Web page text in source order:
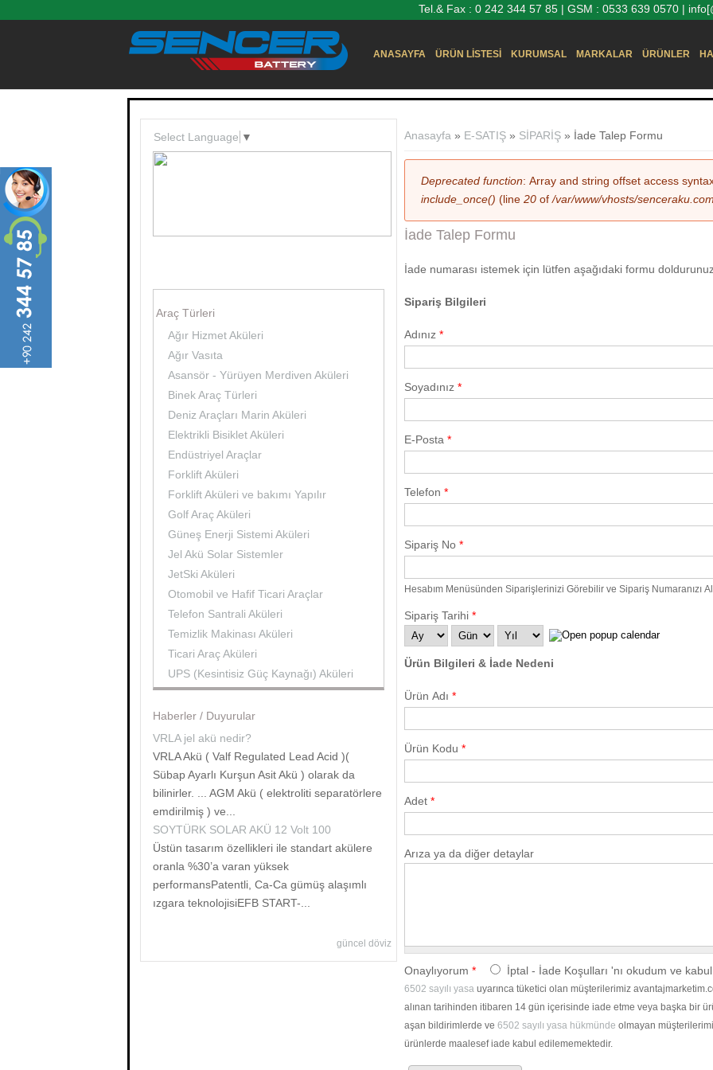
Tel.& Fax : 0 242 344 57 85 | GSM : 0533 639 0570 |
ANASAYFA ÜRÜN LISTESI KURUMSAL MARKALAR ÜRÜNLER
Buradasınız
Anasayfa » E-SATIŞ » SİPARİŞ » İade Talep Formu
Hata mesajı
Deprecated function: Array and string offset access
include_once() (line20 of/var/www/vhosts/
İade Talep Formu
İade numarası istemek için lütfen aşağıdaki formu
Sipariş Bilgileri
Adınız*
Soyadınız*
E-Posta*
Telefon*
Sipariş No*
Hesabım Menüsünden Siparişlerinizi Görebilir ve Sipariş Numaranızı
Sipariş Tarihi*
Ay
Gün Yıl
Ürün Bilgileri & İade Nedeni
Ürün Adı*
Ürün Kodu*
Adet*
Arıza ya da diğer detaylar
Onaylıyorum* İptal - İade Koşulları 'nı okudum ve
6502 sayılı yasa uyarınca tüketici olan müşterilerimiz
alınan tarihinden itibaren 14 gün içerisinde iade etme veya başka bir
aşan bildirimlerde ve6502 sayılı yasa hükmündeolmayan
ürünlerde maalesef iade kabul edilememektedir.
Select Language ▼
Araç Türleri
Ağır Hizmet Aküleri
Ağır Vasıta
Asansör - Yürüyen Merdiven Aküleri
Binek Araç Türleri
Deniz Araçları Marin Aküleri
Elektrikli Bisiklet Aküleri
Endüstriyel Araçlar
Forklift Aküleri
Forklift Aküleri ve bakımı Yapılır
Golf Araç Aküleri
Güneş Enerji Sistemi Aküleri
Jel Akü Solar Sistemler
JetSki Aküleri
Otomobil ve Hafif Ticari Araçlar
Telefon Santrali Aküleri
Temizlik Makinası Aküleri
Ticari Araç Aküleri
UPS (Kesintisiz Güç Kaynağı) Aküleri
Haberler / Duyurular
VRLA jel akü nedir?
VRLA Akü ( Valf Regulated Lead Acid )(
Sübap Ayarlı Kurşun Asit Akü ) olarak da
bilinirler. ... AGM Akü ( elektroliti separatörlere
emdirilmiş ) ve...
SOYTÜRK SOLAR AKÜ 12 Volt 100
Üstün tasarım özellikleri ile standart akülere
oranla %30’a varan yüksek
performansPatentli, Ca-Ca gümüş alaşımlı
ızgara teknolojisiEFB START-...
güncel döviz